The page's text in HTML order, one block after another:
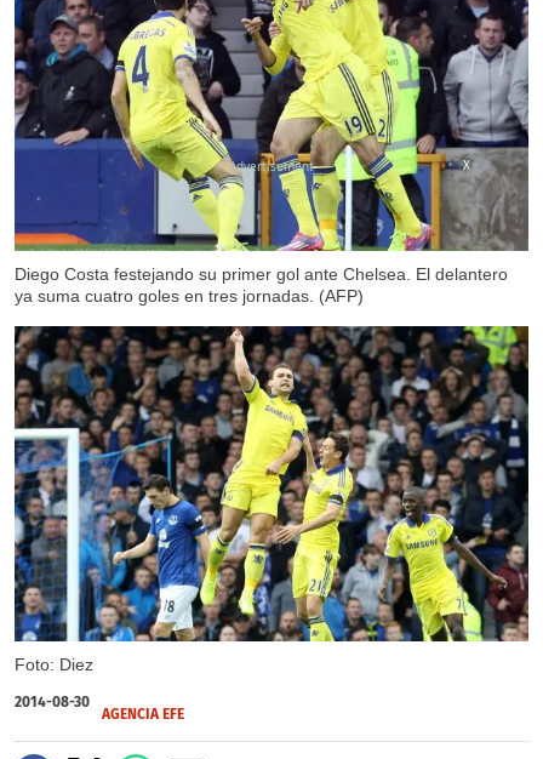
Diego Costa festejando su primer gol ante Chelsea. El delantero
ya suma cuatro goles en tres jornadas. (AFP)
Foto: Diez
X
2014-08-30
AGENCIA EFE